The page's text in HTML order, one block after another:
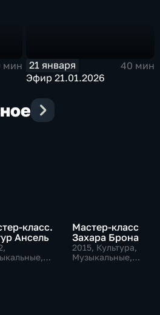
мин
21 января
40 мин
Эфир 21.01.2026
класс.
Ансель
,
Мастер-класс
Захара Брона
2015, Культура,
Музыкальные,